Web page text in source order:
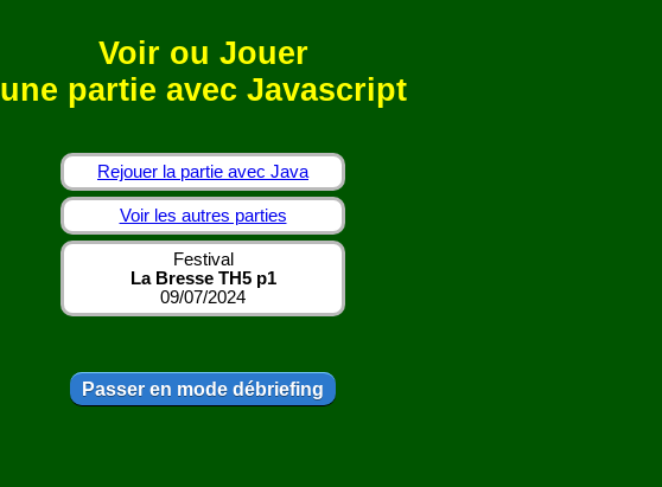
Voir ou Jouer
une partie avec Javascript
Rejouer la partie avec Java
Voir les autres parties
Festival
La Bresse TH5 p1
09/07/2024
Passer en mode débriefing